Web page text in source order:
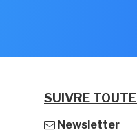
SUIVRE
Newsletter